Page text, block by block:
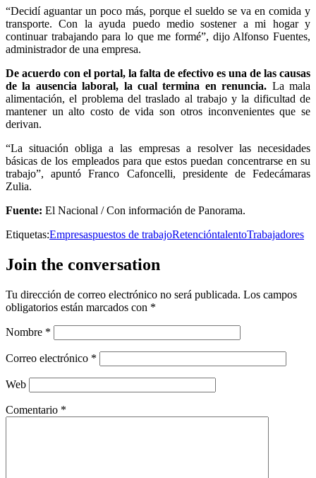
“Decidí aguantar un poco más, porque el sueldo se va en comida y
transporte. Con la ayuda puedo medio sostener a mi hogar y
continuar trabajando para lo que me formé”, dijo Alfonso Fuentes,
administrador de una empresa.
De acuerdo con el portal, la falta de efectivo es una de las causas
de la ausencia laboral, la cual termina en renuncia. La mala
alimentación, el problema del traslado al trabajo y la dificultad de
mantener un alto costo de vida son otros inconvenientes que se
derivan.
“La situación obliga a las empresas a resolver las necesidades
básicas de los empleados para que estos puedan concentrarse en su
trabajo”, apuntó Franco Cafoncelli, presidente de Fedecámaras
Zulia.
Fuente: El Nacional / Con información de Panorama.
Etiquetas:Empresaspuestos de trabajoRetencióntalentoTrabajadores
Join the conversation
Tu dirección de correo electrónico no será publicada. Los campos
obligatorios están marcados con *
Nombre *
Correo electrónico *
Web
Comentario *